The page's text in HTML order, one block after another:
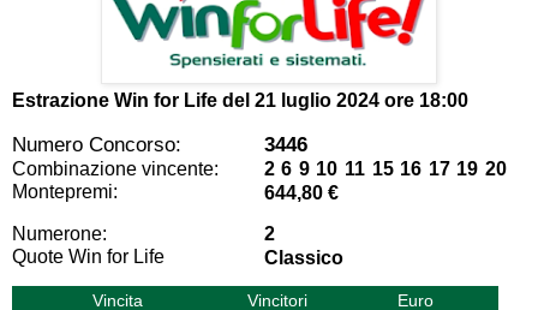
Estrazione Win for Life del 21 luglio 2024 ore 18:00
Numero Concorso: 3446
Combinazione vincente:
2 6 9 10 11 15 16 17 19 20
Montepremi:
644,80 €
Numerone:
2
Quote Win for Life
Classico
Vincita Vincitori
Euro